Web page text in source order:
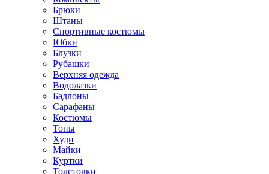
Брюки
Штаны
Спортивные костюмы
Юбки
Блузки
Рубашки
Верхняя одежда
Водолазки
Бадлоны
Сарафаны
Костюмы
Топы
Худи
Майки
Куртки
Толстовки